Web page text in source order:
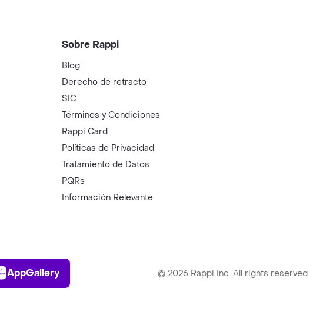
Sobre Rappi
Blog
Derecho de retracto
SIC
Términos y Condiciones
Rappi Card
Políticas de Privacidad
Tratamiento de Datos
PQRs
Información Relevante
AppGallery
AppGallery © 2026 Rappi Inc. All rights reserved.